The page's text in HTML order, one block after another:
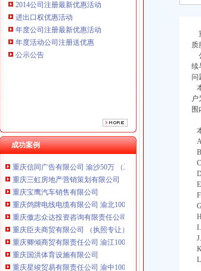
本站导航
2014公司注册最新优惠活动
进出口权优惠活动
年度公司注册最新优惠活动
年度活动公司注册送优惠
公示公告
成功案例
重庆鸽牌电线电缆有限公司 渝北10010万 (进出口权)
重庆傲志众达投资咨询有限责任公司 渝九1000万 （增资）
重庆海谛升进出口贸易有限公司 渝北100万 （进出口权）
重庆奕欣锦诚商贸有限公司 渝九50万 （工商注册）
重庆信同广告有限公司 渝沙50万 （工商注册）
重庆三虹房地产营销策划有限公司
重庆宝鹰汽车销售有限公司
重庆鸽牌电线电缆有限公司 渝北10010万 (进出口权)
重庆傲志众达投资咨询有限责任公司 渝九1000万 （增资）
重庆臣夫商贸有限公司 （执照专让）
重庆卿倾商贸有限责任公司 渝江100万 （工商注册）
重庆国洪体育设施有限公司
重庆星竣贸易有限责任公司 渝中100万 （进出口权）
重庆海谛升进出口贸易有限公司 渝北100万 （进出口权）
质
续
问
围
I.